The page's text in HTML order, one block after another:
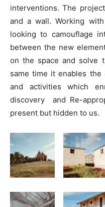
interventions. The
and a wall. Working
looking to camouflage
between the new
on the space and solve
same time it enables
and activities which
discovery and Re-
present but hidden to us.